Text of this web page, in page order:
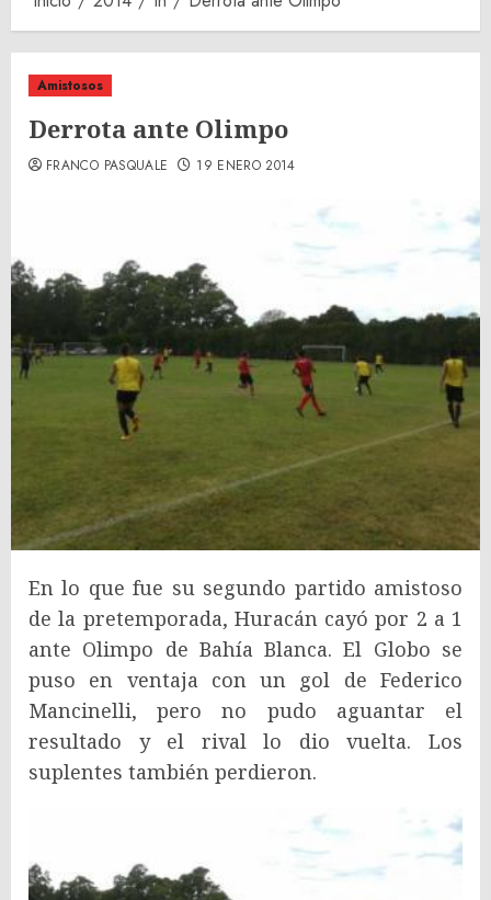
Amistosos
Derrota ante Olimpo
FRANCO PASQUALE 19 ENERO 2014
En lo que fue su segundo partido amistoso
de la pretemporada, Huracán cayó por 2 a 1
ante Olimpo de Bahía Blanca. El Globo se
puso en ventaja con un gol de Federico
Mancinelli, pero no pudo aguantar el
resultado y el rival lo dio vuelta. Los
suplentes también perdieron.